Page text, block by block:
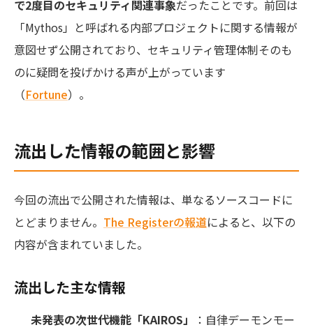
で2度目のセキュリティ関連事象だったことです。前回は
「Mythos」と呼ばれる内部プロジェクトに関する情報が
意図せず公開されており、セキュリティ管理体制そのも
のに疑問を投げかける声が上がっています
（Fortune）。
流出した情報の範囲と影響
今回の流出で公開された情報は、単なるソースコードに
とどまりません。 The Registerの報道によると、以下の
内容が含まれていました。
流出した主な情報
未発表の次世代機能「KAIROS」
：自律デーモンモー